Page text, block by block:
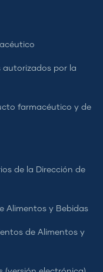
autorizados por la
farmacéutico y de
de la Dirección de
Alimentos y Bebidas
de Alimentos y